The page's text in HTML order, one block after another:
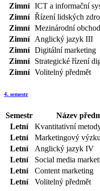
Zimní
ICT a informační
Zimní
Řízení lidských
Zimní
Mezinárodní
Zimní
Anglický jazyk III
Zimní
Digitální marketing
Zimní
Strategické řízení
Zimní
Volitelný předmět
4. semestr
Semestr
Název
Letní
Kvantitativní
Letní
Marketingový
Letní
Anglický jazyk IV
Letní
Social media
Letní
Content marketing
Letní
Volitelný předmět